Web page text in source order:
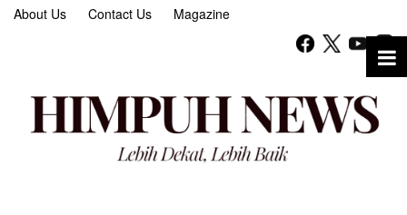
About Us Contact Us Magazine